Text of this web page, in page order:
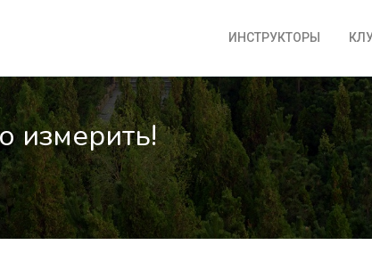
ИНСТРУКТОРЫ
измерить!